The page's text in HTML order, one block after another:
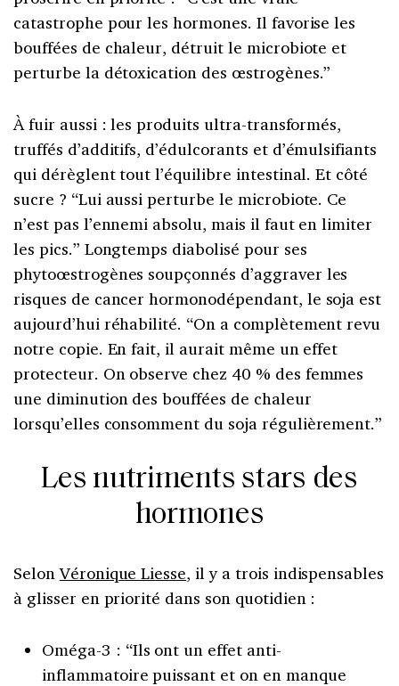
catastrophe pour les hormones. Il favorise les
bouffées de chaleur, détruit le microbiote et
perturbe la détoxication des œstrogènes.”
À fuir aussi : les produits ultra-transformés,
truffés d’additifs, d’édulcorants et d’émulsifiants
qui dérèglent tout l’équilibre intestinal. Et côté
sucre ? “Lui aussi perturbe le microbiote. Ce
n’est pas l’ennemi absolu, mais il faut en limiter
les pics.” Longtemps diabolisé pour ses
phytoœstrogènes soupçonnés d’aggraver les
risques de cancer hormonodépendant, le soja est
aujourd’hui réhabilité. “On a complètement revu
notre copie. En fait, il aurait même un effet
protecteur. On observe chez 40 % des femmes
une diminution des bouffées de chaleur
lorsqu’elles consomment du soja régulièrement.”
Les nutriments stars des
hormones
SelonVéronique Liesse, il y a trois indispensables
à glisser en priorité dans son quotidien :
Oméga-3 : “Ils ont un effet anti-
inflammatoire puissant et on en manque